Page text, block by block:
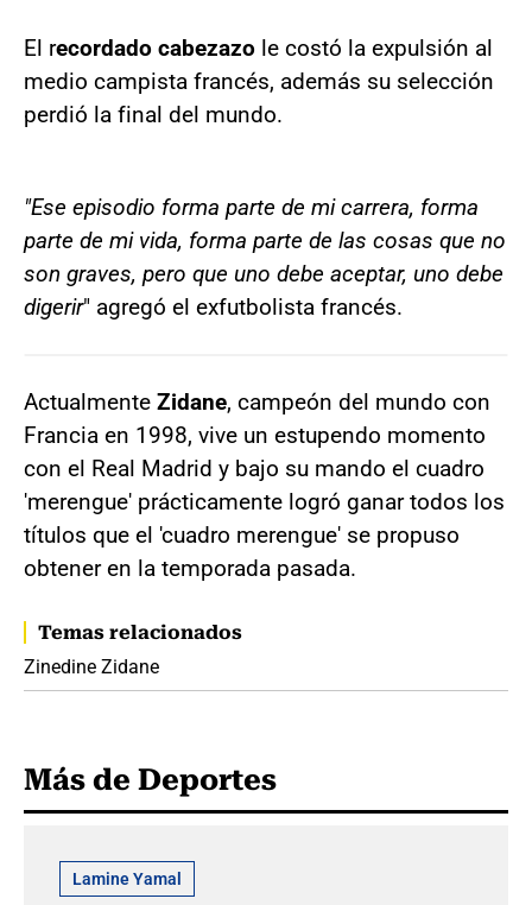
El recordado cabezazo le costó la expulsión al
medio campista francés, además su selección
perdió la final del mundo.
"Ese episodio forma parte de mi carrera, forma
parte de mi vida, forma parte de las cosas que no
son graves, pero que uno debe aceptar, uno debe
digerir" agregó el exfutbolista francés.
Actualmente Zidane, campeón del mundo con
Francia en 1998, vive un estupendo momento
con el Real Madrid y bajo su mando el cuadro
'merengue' prácticamente logró ganar todos los
títulos que el 'cuadro merengue' se propuso
obtener en la temporada pasada.
Temas relacionados
Zinedine Zidane
Más de Deportes
Lamine Yamal